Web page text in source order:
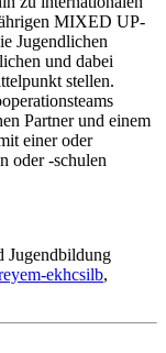
MIXED UP-
Jugendlichen
und dabei
stellen.
Partner und einem
einer oder
oder -schulen
Jugendbildung
ekhcsilb,